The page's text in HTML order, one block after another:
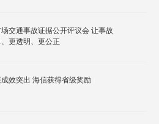
通事故证据公开评议会 让事故
更透明、更公正
效突出 海信获得省级奖励